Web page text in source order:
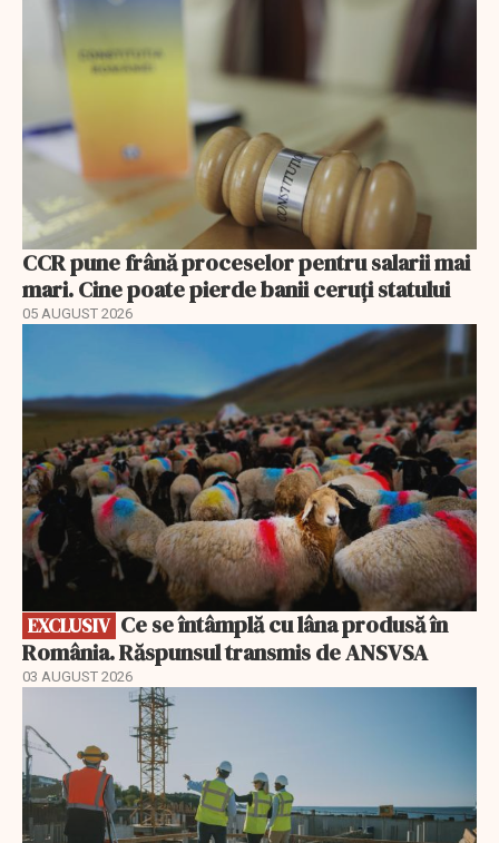
CCR pune frână proceselor pentru salarii mai
mari. Cine poate pierde banii ceruți statului
05 AUGUST 2026
EXCLUSIV
România. Răspunsul transmis de ANSVSA
03 AUGUST 2026